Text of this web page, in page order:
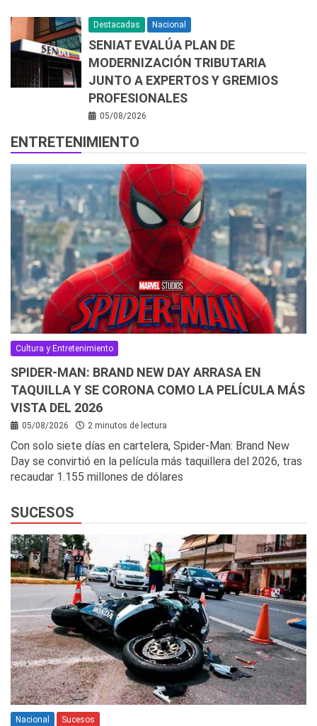
Destacadas Nacional
SENIAT EVALÚA PLAN DE
MODERNIZACIÓN TRIBUTARIA
JUNTO A EXPERTOS Y GREMIOS
PROFESIONALES
05/08/2026
ENTRETENIMIENTO
Cultura y Entretenimiento
SPIDER-MAN: BRAND NEW DAY ARRASA EN
TAQUILLA Y SE CORONA COMO LA PELÍCULA MÁS
VISTA DEL 2026
05/08/2026 2 minutos de lectura
Con solo siete días en cartelera, Spider-Man: Brand New
Day se convirtió en la película más taquillera del 2026, tras
recaudar 1.155 millones de dólares
SUCESOS
Nacional Sucesos